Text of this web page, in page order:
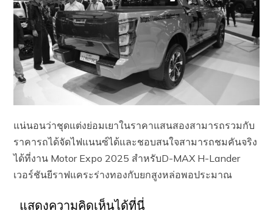
แน่นอนว่าชุดแต่งย่อมเยาในราคาแสนสองสามารถรวมกับ
ราคารถได้จัดไฟแนนซ์ได้และชอบสนใจสามารถชมคันจริง
ได้ที่งาน Motor Expo 2025 สำหรับD-MAX H-Lander
เวอร์ชันยีราฟแคระร่างทองกับยกสูงหล่อพอประมาณ
แสดงความคิดเห็นได้ที่นี่